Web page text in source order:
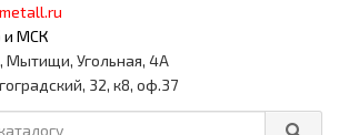
и МСК
Мытищи, Угольная, 4А
32, к8, оф.37